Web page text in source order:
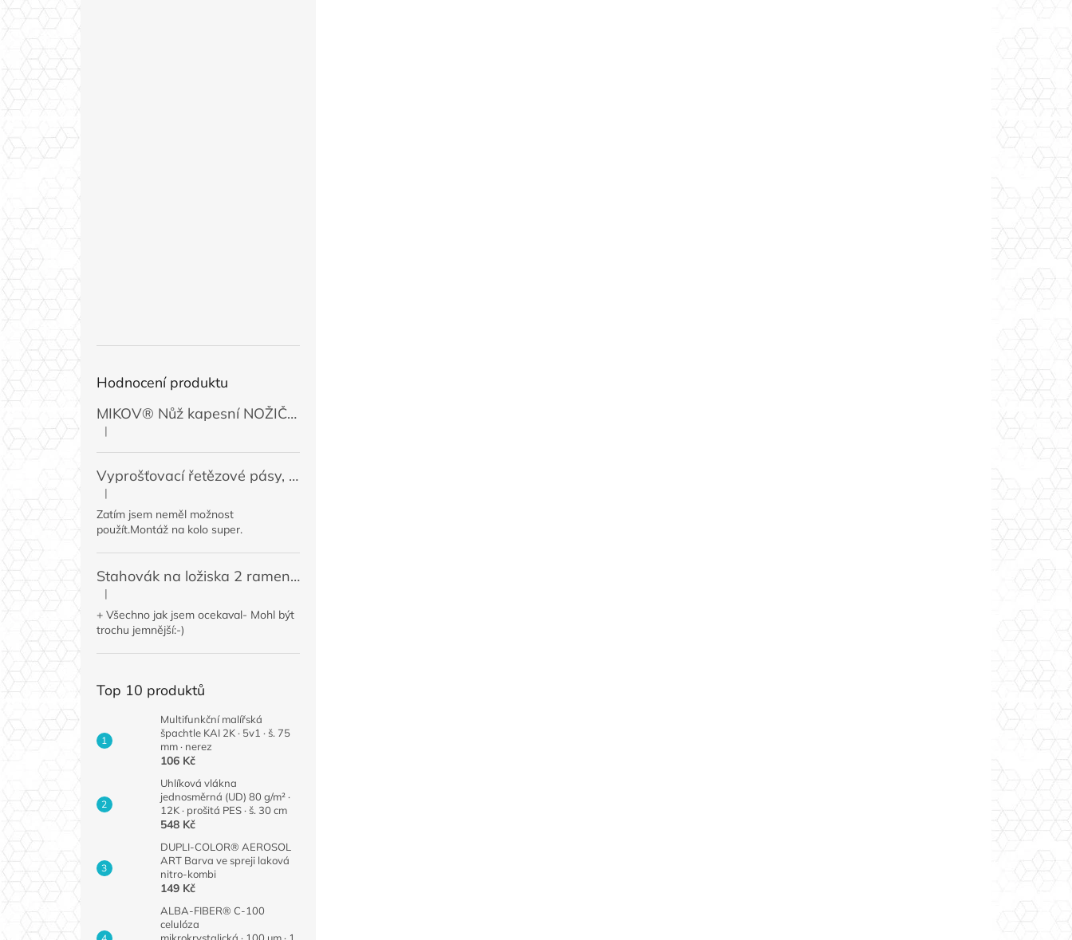
Hodnocení produktu
MIKOV® Nůž kapesní NOŽIČKA 131-NZn-1 zavírací, 74 mm
Hodnocení produktu je 5 z 5 hvězdiček.
|
Vyprošťovací řetězové pásy, 2 ks
Hodnocení produktu je 5 z 5 hvězdiček.
|
Zatím jsem neměl možnost
použít.Montáž na kolo super.
Stahovák na ložiska 2 ramenný MINI 50 / 60 mm
Hodnocení produktu je 4 z 5 hvězdiček.
|
+ Všechno jak jsem ocekaval- Mohl být
trochu jemnější:-)
Top 10 produktů
Multifunkční malířská
špachtle KAI 2K · 5v1 · š. 75
mm · nerez
106 Kč
Uhlíková vlákna
jednosměrná (UD) 80 g/m² ·
12K · prošitá PES · š. 30 cm
548 Kč
DUPLI-COLOR® AEROSOL
ART Barva ve spreji laková
nitro-kombi
149 Kč
ALBA-FIBER® C-100
celulóza
mikrokrystalická · 100 µm · 1